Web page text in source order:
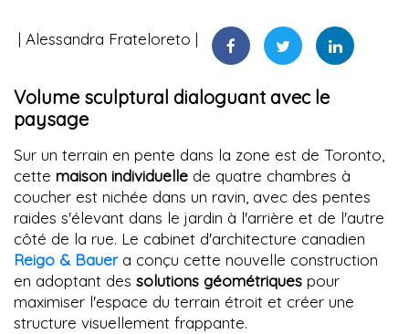
Alessandra Frateloreto
Volume sculptural dialoguant avec le
paysage
Sur un terrain en pente dans la zone est de Toronto,
cette maison individuelle de quatre chambres à
coucher est nichée dans un ravin, avec des pentes
raides s'élevant dans le jardin à l'arrière et de l'autre
côté de la rue. Le cabinet d'architecture canadien
Reigo & Bauera conçu cette nouvelle construction
en adoptant des solutions géométriques pour
maximiser l'espace du terrain étroit et créer une
structure visuellement frappante.